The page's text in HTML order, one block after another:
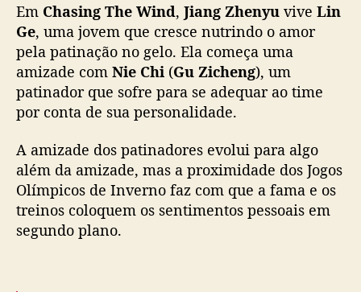
n
c
e
e
m
q
u
e
d
EN:https://t.co/BwbY6BoXLa
PT:https://t.co/ixWeAhD6G0
KR:https://t.co/wob5vmlr36
TH:… pic.twitter.com/jWmKCyRK8d
— WeTV.Official (@WeTVOfficial)
Em Chasing The Wind, Jiang Zhenyu vive Lin
Ge, uma jovem que cresce nutrindo o amor
pela patinação no gelo. Ela começa uma
amizade com Nie Chi (Gu Zicheng), um
patinador que sofre para se adequar ao time
por conta de sua personalidade.
A amizade dos patinadores evolui para algo
além da amizade, mas a proximidade dos Jogos
Olímpicos de Inverno faz com que a fama e os
treinos coloquem os sentimentos pessoais em
segundo plano.